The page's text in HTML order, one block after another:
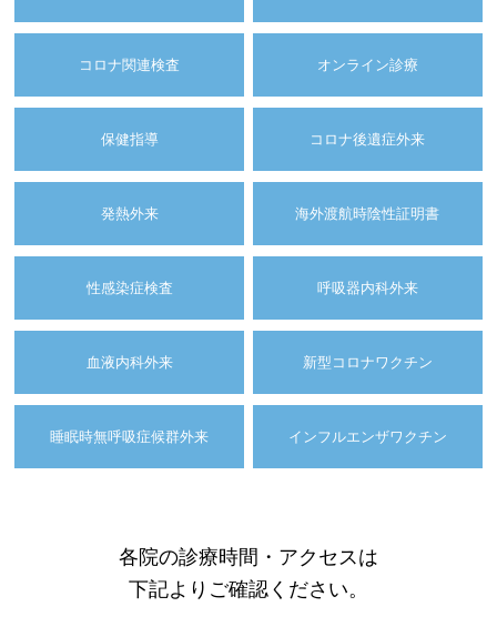
コロナ関連検査 オンライン診療
保健指導 コロナ後遺症外来
発熱外来 海外渡航時陰性証明書
性感染症検査 呼吸器内科外来
血液内科外来 新型コロナワクチン
睡眠時無呼吸症候群外来 インフルエンザワクチン
各院の診療時間・アクセスは
下記よりご確認ください。